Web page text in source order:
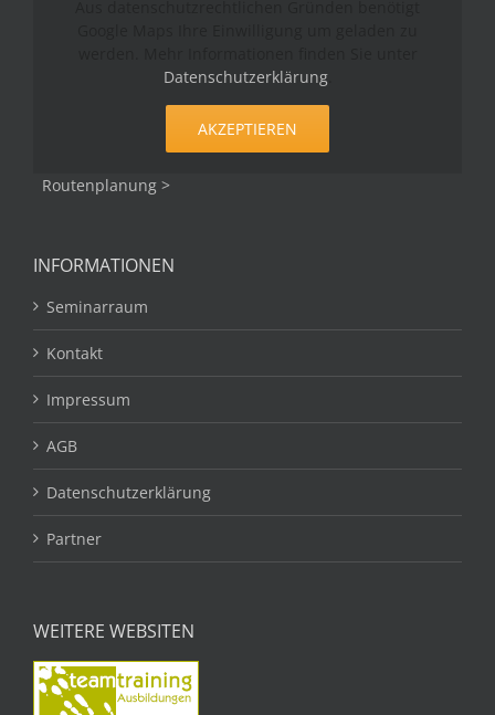
Datenschutzerklärung.
AKZEPTIEREN
Routenplanung >
INFORMATIONEN
Seminarraum
Kontakt
Impressum
AGB
Datenschutzerklärung
Partner
WEITERE WEBSITEN